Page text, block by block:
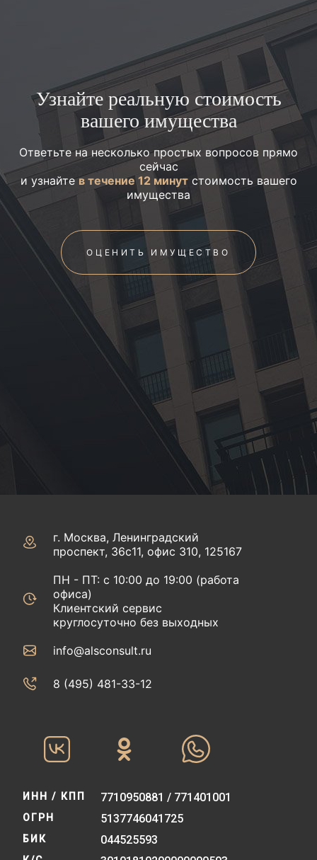
Узнайте реальную стоимость
вашего имущества
Ответьте на несколько простых вопросов прямо
сейчас
и узнайтев течение 12 минутстоимость вашего
имущества
ОЦЕНИТЬ ИМУЩЕСТВО
г. Москва, Ленинградский
проспект, 36с11, офис 310, 125167
ПН - ПТ: с 10:00 до 19:00 (работа
офиса)
Клиентский сервис
круглосуточно без выходных
info@alsconsult.ru
8 (495) 481-33-12‬‬
ИНН / КПП 7710950881 / 771401001
ОГРН 5137746041725
БИК 044525593